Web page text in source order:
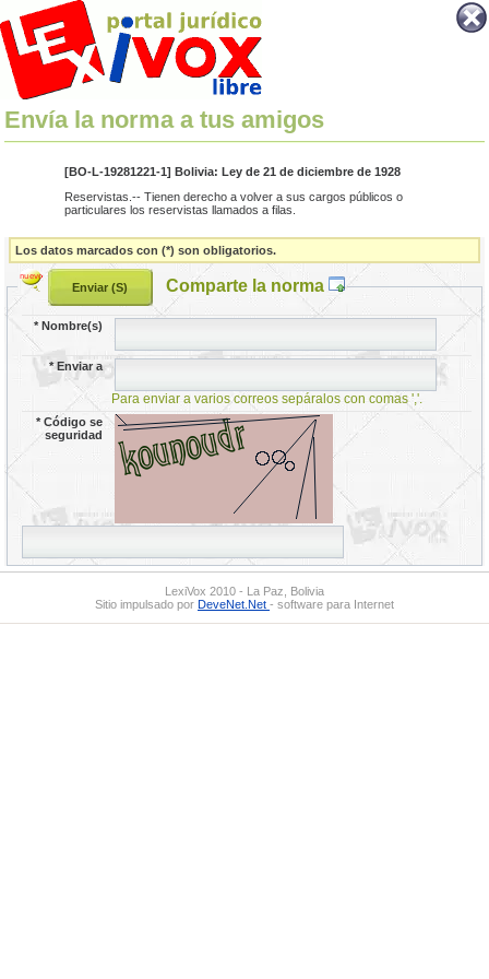
Envía la norma a tus amigos
[BO-L-19281221-1] Bolivia: Ley de 21 de diciembre de 1928
Reservistas.-- Tienen derecho a volver a sus cargos públicos o
particulares los reservistas llamados a filas.
Los datos marcados con (*) son obligatorios.
Comparte la norma
*Nombre(s)
*Enviar a
Para enviar a varios correos sepáralos con comas ','.
*Código se
seguridad
LexiVox 2010 - La Paz, Bolivia
Sitio impulsado por DeveNet.Net - software para Internet